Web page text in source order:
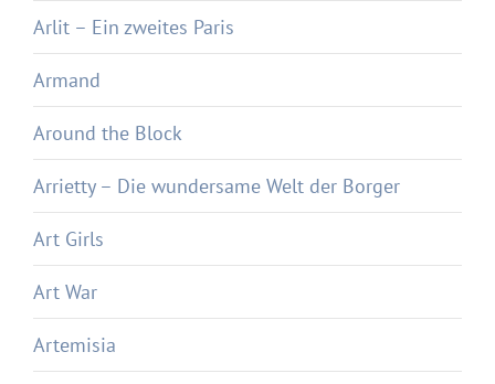
Arlit – Ein zweites Paris
Armand
Around the Block
Arrietty – Die wundersame Welt der Borger
Art Girls
Art War
Artemisia